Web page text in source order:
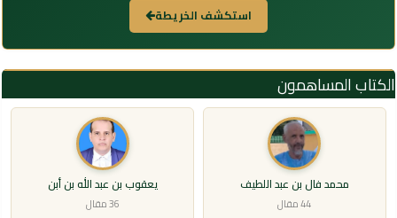
استكشف الخريطة
الكتاب المساهمون
محمد فال بن عبد اللطيف
44 مقال
يعقوب بن عبد الله بن أبن
36 مقال